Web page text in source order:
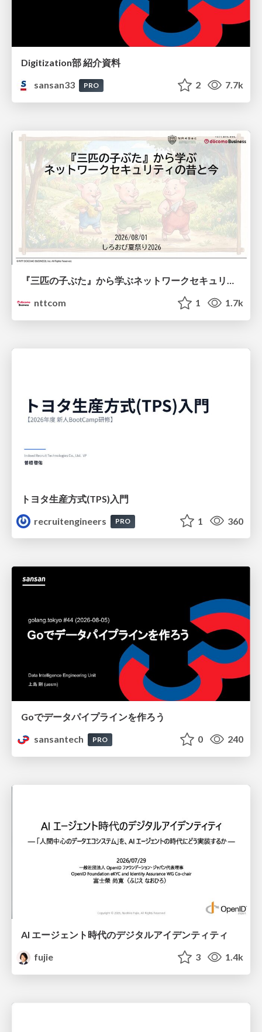
Digitization部 紹介資料
sansan33
PRO 2 7.7k
『三匹の子ぶた』から学ぶネットワークセキュリティの昔と今 / Network Security: Then and Now Through the Lens of The Three Little Pigs
nttcom
1 1.7k
トヨタ⽣産⽅式(TPS)⼊⾨
recruitengineers
PRO 1 360
Goでデータパイプラインを作ろう
sansantech
PRO 0 240
AI エージェント時代のデジタルアイデンティティ
fujie
3 1.4k